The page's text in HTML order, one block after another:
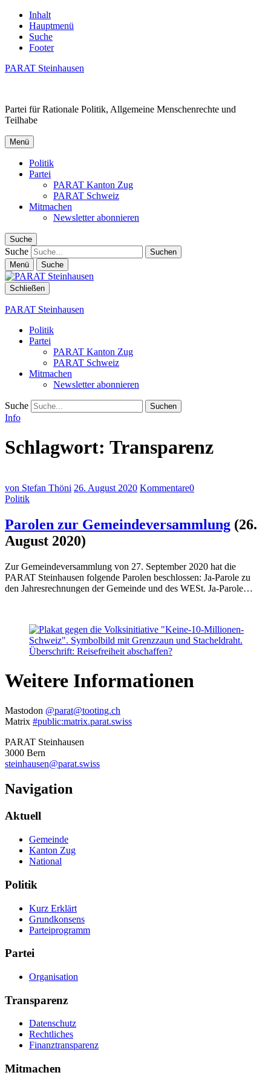
Inhalt
Hauptmenü
Suche
Footer
PARAT Steinhausen
Partei für Rationale Politik, Allgemeine Menschenrechte und
Teilhabe
Menü
Politik
Partei
PARAT Kanton Zug
PARAT Schweiz
Mitmachen
Newsletter abonnieren
Suche
Suche
Menü Suche
Schließen
PARAT Steinhausen
Politik
Partei
PARAT Kanton Zug
PARAT Schweiz
Mitmachen
Newsletter abonnieren
Suche
Info
Schlagwort: Transparenz
von Stefan Thöni 26. August 2020 Kommentare0
Politik
Parolen zur Gemeindeversammlung (26.
August 2020)
Zur Gemeindeversammlung von 27. September 2020 hat die
PARAT Steinhausen folgende Parolen beschlossen: Ja-Parole zu
den Jahresrechnungen der Gemeinde und des WESt. Ja-Parole…
Weitere Informationen
Mastodon @parat@tooting.ch
Matrix #public:matrix.parat.swiss
PARAT Steinhausen
3000 Bern
steinhausen@parat.swiss
Navigation
Aktuell
Gemeinde
Kanton Zug
National
Politik
Kurz Erklärt
Grundkonsens
Parteiprogramm
Partei
Organisation
Transparenz
Datenschutz
Rechtliches
Finanztransparenz
Mitmachen